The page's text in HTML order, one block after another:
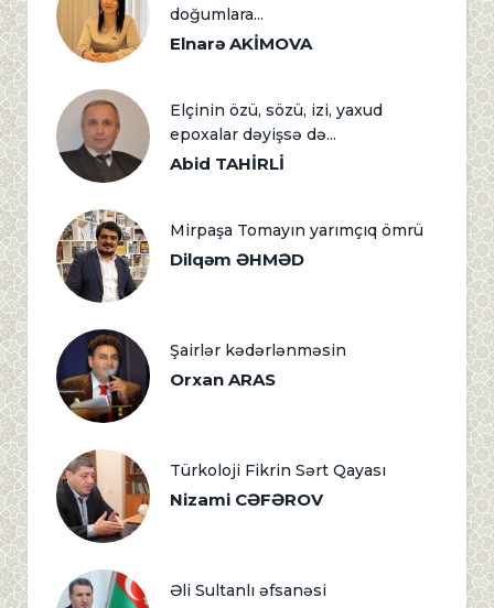
doğumlara...
Elnarə AKİMOVA
Elçinin özü, sözü, izi, yaxud
epoxalar dəyişsə də...
Abid TAHİRLİ
Mirpaşa Tomayın yarımçıq ömrü
Dilqəm ƏHMƏD
Şairlər kədərlənməsin
Orxan ARAS
Türkoloji Fikrin Sərt Qayası
Nizami CƏFƏROV
Əli Sultanlı əfsanəsi